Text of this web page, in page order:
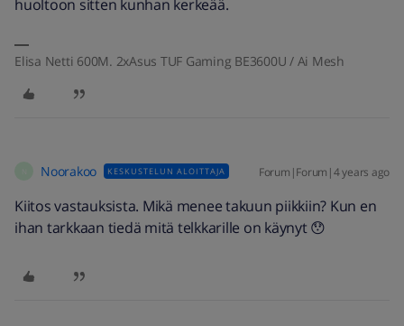
huoltoon sitten kunhan kerkeää.
Elisa Netti 600M. 2xAsus TUF Gaming BE3600U / Ai Mesh
Noorakoo KESKUSTELUN ALOITTAJA Forum|Forum|4 years ago
Kiitos vastauksista. Mikä menee takuun piikkiin? Kun en
ihan tarkkaan tiedä mitä telkkarille on käynyt 😯